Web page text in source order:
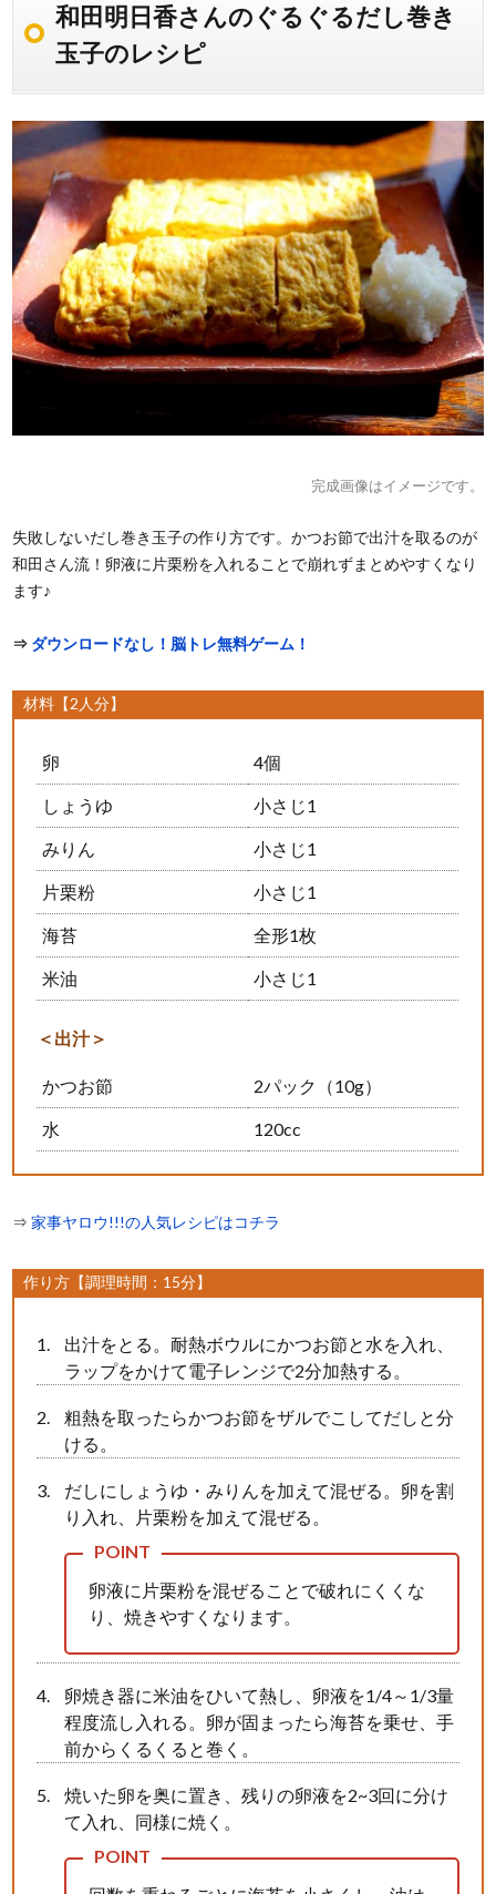
和田明日香さんのぐるぐるだし巻き
玉子のレシピ
完成画像はイメージです。
失敗しないだし巻き玉子の作り方です。かつお節で出汁を取るのが
和田さん流！卵液に片栗粉を入れることで崩れずまとめやすくなり
ます♪
⇒ ダウンロードなし！脳トレ無料ゲーム！
材料【2人分】
卵 4個
しょうゆ 小さじ1
みりん 小さじ1
片栗粉 小さじ1
海苔 全形1枚
米油 小さじ1
＜出汁＞
かつお節 2パック（10g）
水 120cc
⇒家事ヤロウ!!!の人気レシピはコチラ
作り方【調理時間：15分】
出汁をとる。耐熱ボウルにかつお節と水を入れ、
ラップをかけて電子レンジで2分加熱する。
粗熱を取ったらかつお節をザルでこしてだしと分
ける。
だしにしょうゆ・みりんを加えて混ぜる。卵を割
り入れ、片栗粉を加えて混ぜる。
卵液に片栗粉を混ぜることで破れにくくな
り、焼きやすくなります。
卵焼き器に米油をひいて熱し、卵液を1/4～1/3量
程度流し入れる。卵が固まったら海苔を乗せ、手
前からくるくると巻く。
焼いた卵を奥に置き、残りの卵液を2~3回に分け
て入れ、同様に焼く。